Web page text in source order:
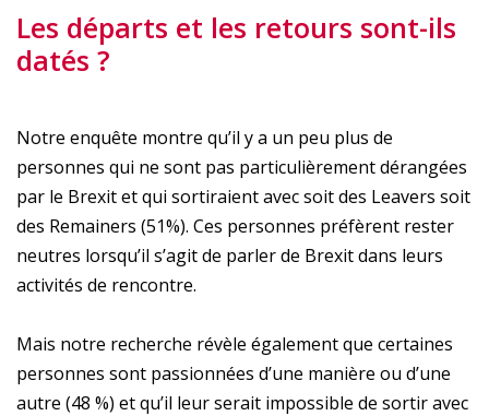
Les départs et les retours sont-ils
datés ?
Notre enquête montre qu’il y a un peu plus de
personnes qui ne sont pas particulièrement dérangées
par le Brexit et qui sortiraient avec soit des Leavers soit
des Remainers (51%). Ces personnes préfèrent rester
neutres lorsqu’il s’agit de parler de Brexit dans leurs
activités de rencontre.
Mais notre recherche révèle également que certaines
personnes sont passionnées d’une manière ou d’une
autre (48 %) et qu’il leur serait impossible de sortir avec